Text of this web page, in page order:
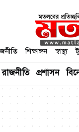
শিক্ষাঙ্গন স্বাস্থ্য
রাজনীতি প্রশাসন